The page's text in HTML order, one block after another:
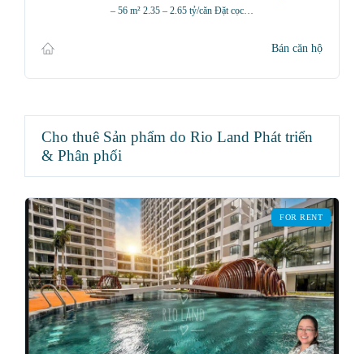
– 56 m² 2.35 – 2.65 tỷ/căn Đặt cọc…
Bán căn hộ
Cho thuê Sản phẩm do Rio Land Phát triển
& Phân phối
FOR RENT